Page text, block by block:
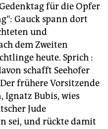
für die Opfer
Gauck spann dort
und
dem Zweiten
heute. Sprich :
schafft Seehofer
frühere Vorsitzende
Ignatz Bubis, wies
Jude
sei, und rückte damit